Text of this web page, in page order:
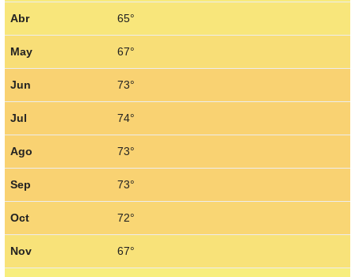
Abr 65°
May 67°
Jun 73°
Jul 74°
Ago 73°
Sep 73°
Oct 72°
Nov 67°